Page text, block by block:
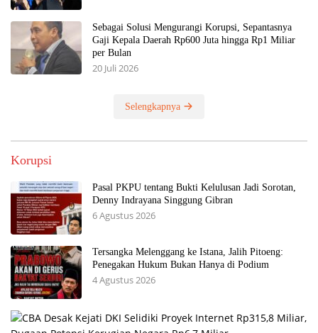
Sebagai Solusi Mengurangi Korupsi, Sepantasnya
Gaji Kepala Daerah Rp600 Juta hingga Rp1 Miliar
per Bulan
20 Juli 2026
Selengkapnya
Korupsi
Pasal PKPU tentang Bukti Kelulusan Jadi Sorotan,
Denny Indrayana Singgung Gibran
6 Agustus 2026
Tersangka Melenggang ke Istana, Jalih Pitoeng:
Penegakan Hukum Bukan Hanya di Podium
4 Agustus 2026